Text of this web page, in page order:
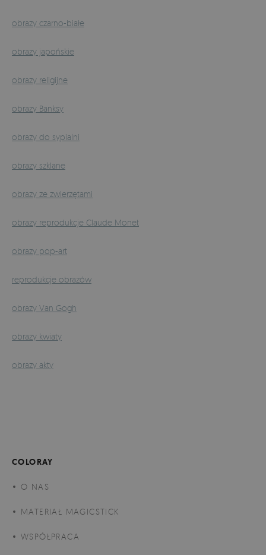
obrazy czarno-białe
obrazy japońskie
obrazy religijne
obrazy Banksy
obrazy do sypialni
obrazy szklane
obrazy ze zwierzętami
obrazy reprodukcje Claude Monet
obrazy pop-art
reprodukcje obrazów
obrazy Van Gogh
obrazy kwiaty
obrazy akty
COLORAY
O NAS
MATERIAŁ MAGICSTICK
WSPÓŁPRACA